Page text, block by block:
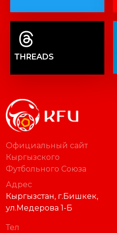
THREADS
Официальный сайт
Кыргызского
Футбольного Союза
Адрес
Кыргызстан, г.Бишкек,
ул.Медерова 1-Б
Тел